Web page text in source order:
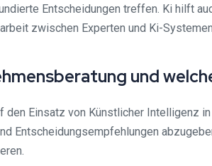
Entscheidungen treffen. Ki hilft
zwischen Experten und Ki-
und
den Einsatz von Künstlicher Intelligenz
Entscheidungsempfehlungen